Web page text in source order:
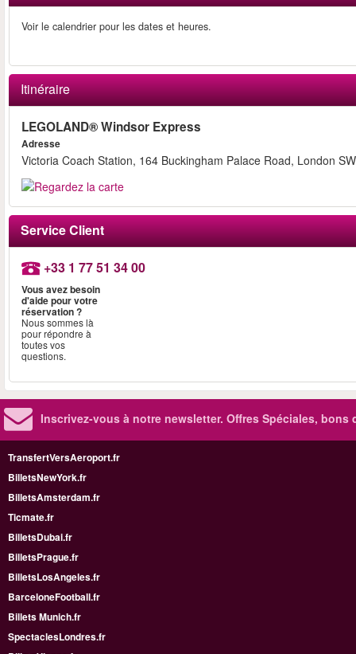
Voir le calendrier pour les dates et heures.
Itinéraire
LEGOLAND® Windsor Express
Adresse
Victoria Coach Station, 164 Buckingham Palace Road, London
Service Client
+33 1 77 51 34 00
Vous avez besoin
d'aide pour votre
réservation ?
Nous sommes là
pour répondre à
toutes vos
questions.
Inscrivez-vous à notre newsletter. Offres Spéciales, bons
TransfertVersAeroport.fr
BilletsNewYork.fr
BilletsAmsterdam.fr
Ticmate.fr
BilletsDubai.fr
BilletsPrague.fr
BilletsLosAngeles.fr
BarceloneFootball.fr
Billets Munich.fr
SpectaclesLondres.fr